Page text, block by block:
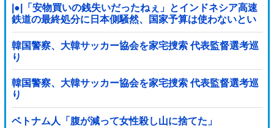
|●|「安物買いの銭失いだったねぇ」とインドネシア高速
鉄道の最終処分に日本側騒然、国家予算は使わないとい
うと何が財源なんだ？
韓国警察、大韓サッカー協会を家宅捜索 代表監督選考巡
り
韓国警察、大韓サッカー協会を家宅捜索 代表監督選考巡
り
ベトナム人「腹が減って女性殺し山に捨てた」